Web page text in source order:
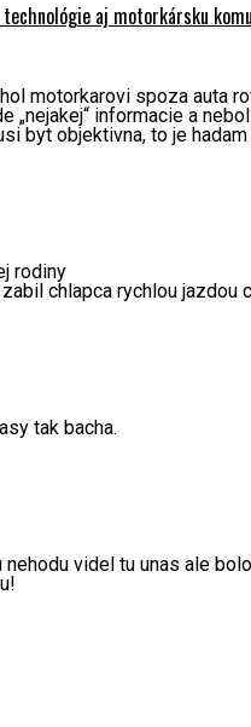
technológie aj motorkársku
motorkarovi spoza auta
„nejakej“ informacie a
byt objektivna, to je
rodiny
chlapca rychlou
tak bacha.
videl tu unas ale